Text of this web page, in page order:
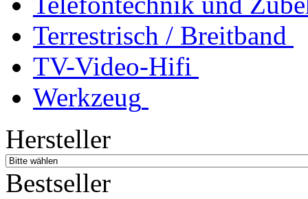
Terrestrisch / Breitband
TV-Video-Hifi
Werkzeug
Hersteller
Bestseller